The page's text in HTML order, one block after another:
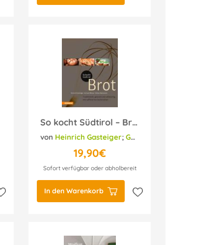
So kocht Südtirol – Brot
von Heinrich Gasteiger;Gerhard Wieser
19,90€
Sofort verfügbar oder abholbereit
In den Warenkorb